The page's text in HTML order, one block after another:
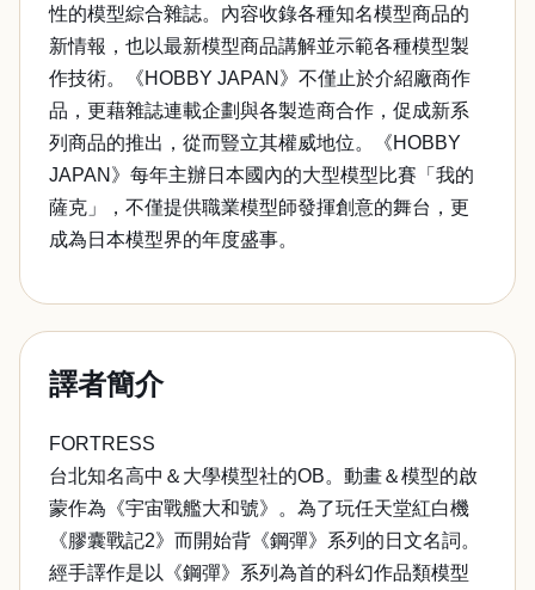
性的模型綜合雜誌。內容收錄各種知名模型商品的
新情報，也以最新模型商品講解並示範各種模型製
作技術。《HOBBY JAPAN》不僅止於介紹廠商作
品，更藉雜誌連載企劃與各製造商合作，促成新系
列商品的推出，從而豎立其權威地位。《HOBBY
JAPAN》每年主辦日本國內的大型模型比賽「我的
薩克」，不僅提供職業模型師發揮創意的舞台，更
成為日本模型界的年度盛事。
譯者簡介
FORTRESS
台北知名高中＆大學模型社的OB。動畫＆模型的啟
蒙作為《宇宙戰艦大和號》。為了玩任天堂紅白機
《膠囊戰記2》而開始背《鋼彈》系列的日文名詞。
經手譯作是以《鋼彈》系列為首的科幻作品類模型